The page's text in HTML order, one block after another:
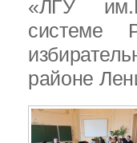
«ЛГУ
системе
районе